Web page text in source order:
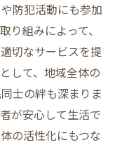
防犯活動にも参加
り組みによって、
切なサービスを提
して、地域全体の
士の絆も深まりま
が安心して生活で
の活性化にもつな